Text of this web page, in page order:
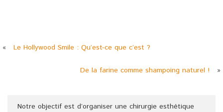
« Le Hollywood Smile : Qu’est-ce que c’est ?
De la farine comme shampoing naturel ! »
Notre objectif est d’organiser une chirurgie esthétique